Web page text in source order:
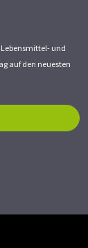
Lebensmittel- und
auf den neuesten